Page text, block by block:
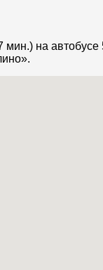
мин.) на автобусе